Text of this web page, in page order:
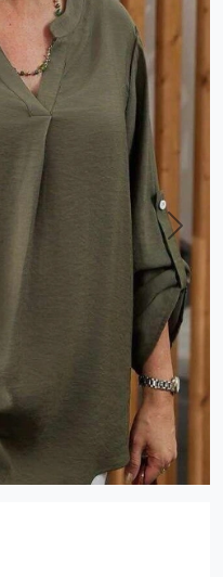
Next